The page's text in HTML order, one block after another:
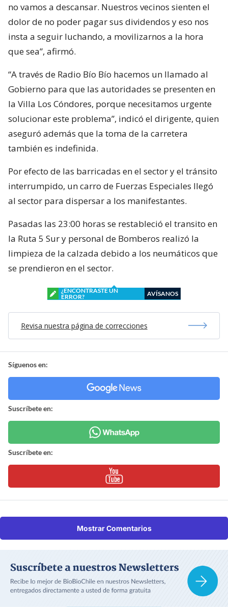
no vamos a descansar. Nuestros vecinos sienten el
dolor de no poder pagar sus dividendos y eso nos
insta a seguir luchando, a movilizarnos a la hora
que sea”, afirmó.
“A través de Radio Bío Bío hacemos un llamado al
Gobierno para que las autoridades se presenten en
la Villa Los Cóndores, porque necesitamos urgente
solucionar este problema”, indicó el dirigente, quien
aseguró además que la toma de la carretera
también es indefinida.
Por efecto de las barricadas en el sector y el tránsito
interrumpido, un carro de Fuerzas Especiales llegó
al sector para dispersar a los manifestantes.
Pasadas las 23:00 horas se restableció el transito en
la Ruta 5 Sur y personal de Bomberos realizó la
limpieza de la calzada debido a los neumáticos que
se prendieron en el sector.
¿ENCONTRASTE UN
ERROR?
AVÍSANOS
Revisa nuestra página de correcciones
Síguenos en:
Suscríbete en:
Suscríbete en:
Mostrar Comentarios